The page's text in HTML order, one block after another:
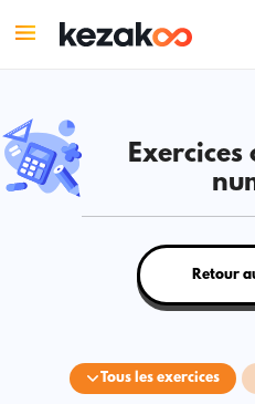
Tous les exercices
Retour